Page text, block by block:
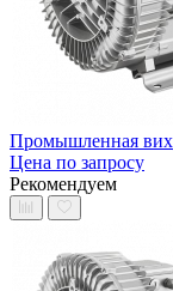
Промышленная
Цена по запросу
Рекомендуем